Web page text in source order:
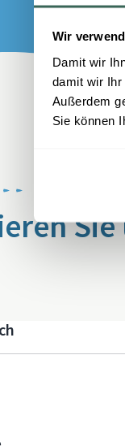
Wir
Damit wir
damit wir Ihr
Außerdem
Sie können
Sie